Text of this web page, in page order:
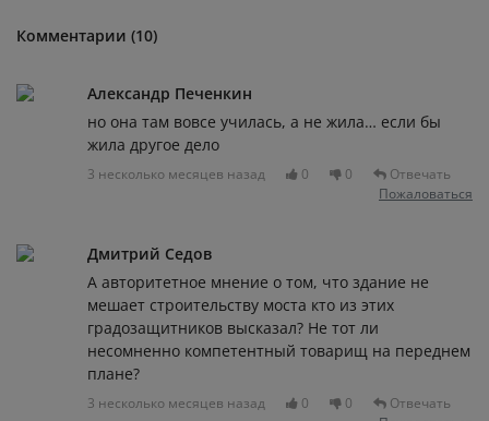
Комментарии (10)
Александр Печенкин
но она там вовсе училась, а не жила… если бы
жила другое дело
3 несколько месяцев назад 0 0
Отвечать
Пожаловаться
Дмитрий Седов
А авторитетное мнение о том, что здание не
мешает строительству моста кто из этих
градозащитников высказал? Не тот ли
несомненно компетентный товарищ на переднем
плане?
3 несколько месяцев назад 0 0
Отвечать